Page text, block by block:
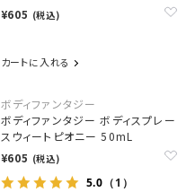
¥605 (税込)
カートに入れる
ボディファンタジー
ボディファンタジー ボディスプレー
スウィートピオニー 50mL
¥605 (税込)
5.0 （1）